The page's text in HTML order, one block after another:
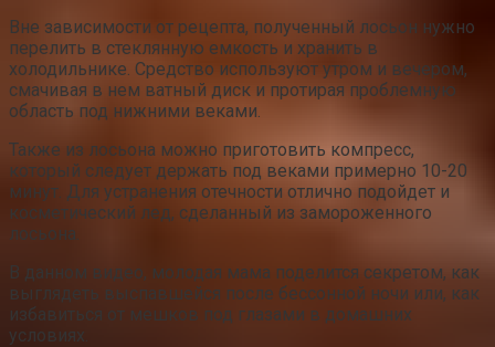
Вне зависимости от рецепта, полученный лосьон нужно
перелить в стеклянную емкость и хранить в
холодильнике. Средство используют утром и вечером,
смачивая в нем ватный диск и протирая проблемную
область под нижними веками.
Также из лосьона можно приготовить компресс,
который следует держать под веками примерно 10-20
минут. Для устранения отечности отлично подойдет и
косметический лед, сделанный из замороженного
лосьона.
В данном видео, молодая мама поделится секретом, как
выглядеть выспавшейся после бессонной ночи или, как
избавиться от мешков под глазами в домашних
условиях.